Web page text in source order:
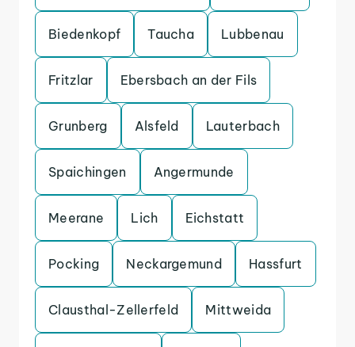
Biedenkopf Taucha Lubbenau
Fritzlar Ebersbach an der Fils
Grunberg Alsfeld Lauterbach
Spaichingen Angermunde
Meerane Lich Eichstatt
Pocking Neckargemund Hassfurt
Clausthal-Zellerfeld Mittweida